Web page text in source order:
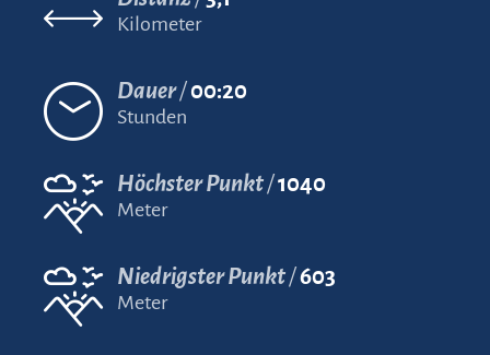
Kilometer
Dauer 00:20
Stunden
Höchster Punkt 1040
Meter
Niedrigster Punkt 603
Meter